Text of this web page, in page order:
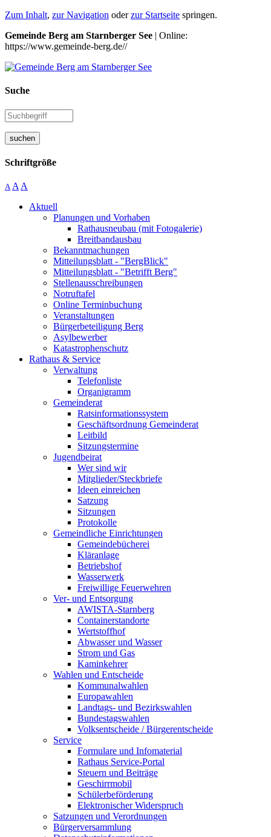
Zum Inhalt, zur Navigation oderzur Startseite springen.
Gemeinde Berg am Starnberger See | Online:
https://www.gemeinde-berg.de//
Suche
suchen
Schriftgröße
A A A
Aktuell
Planungen und Vorhaben
Rathausneubau (mit Fotogalerie)
Breitbandausbau
Bekanntmachungen
Mitteilungsblatt - "BergBlick"
Mitteilungsblatt - "Betrifft Berg"
Stellenausschreibungen
Notruftafel
Online Terminbuchung
Veranstaltungen
Bürgerbeteiligung Berg
Asylbewerber
Katastrophenschutz
Rathaus & Service
Verwaltung
Telefonliste
Organigramm
Gemeinderat
Ratsinformationssystem
Geschäftsordnung Gemeinderat
Leitbild
Sitzungstermine
Jugendbeirat
Wer sind wir
Mitglieder/Steckbriefe
Ideen einreichen
Satzung
Sitzungen
Protokolle
Gemeindliche Einrichtungen
Gemeindebücherei
Kläranlage
Betriebshof
Wasserwerk
Freiwillige Feuerwehren
Ver- und Entsorgung
AWISTA-Starnberg
Containerstandorte
Wertstoffhof
Abwasser und Wasser
Strom und Gas
Kaminkehrer
Wahlen und Entscheide
Kommunalwahlen
Europawahlen
Landtags- und Bezirkswahlen
Bundestagswahlen
Volksentscheide / Bürgerentscheide
Service
Formulare und Infomaterial
Rathaus Service-Portal
Steuern und Beiträge
Geschirrmobil
Schülerbeförderung
Elektronischer Widerspruch
Satzungen und Verordnungen
Bürgerversammlung